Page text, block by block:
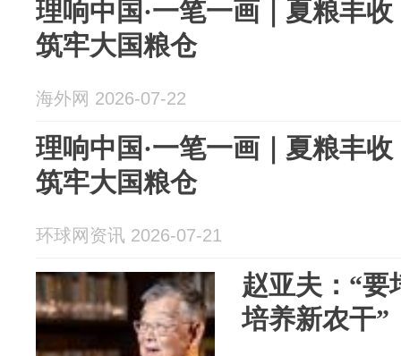
理响中国·一笔一画｜夏粮丰
筑牢大国粮仓
海外网 2026-07-22
理响中国·一笔一画｜夏粮丰
筑牢大国粮仓
环球网资讯 2026-07-21
赵亚夫：“要
培养新农干”